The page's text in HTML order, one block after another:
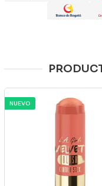
NUEVO